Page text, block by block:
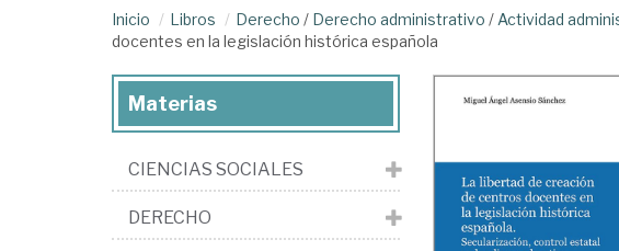
Inicio Libros Derecho / Derecho administrativo / Actividad
docentes en la legislación histórica española
Materias
CIENCIAS SOCIALES
DERECHO